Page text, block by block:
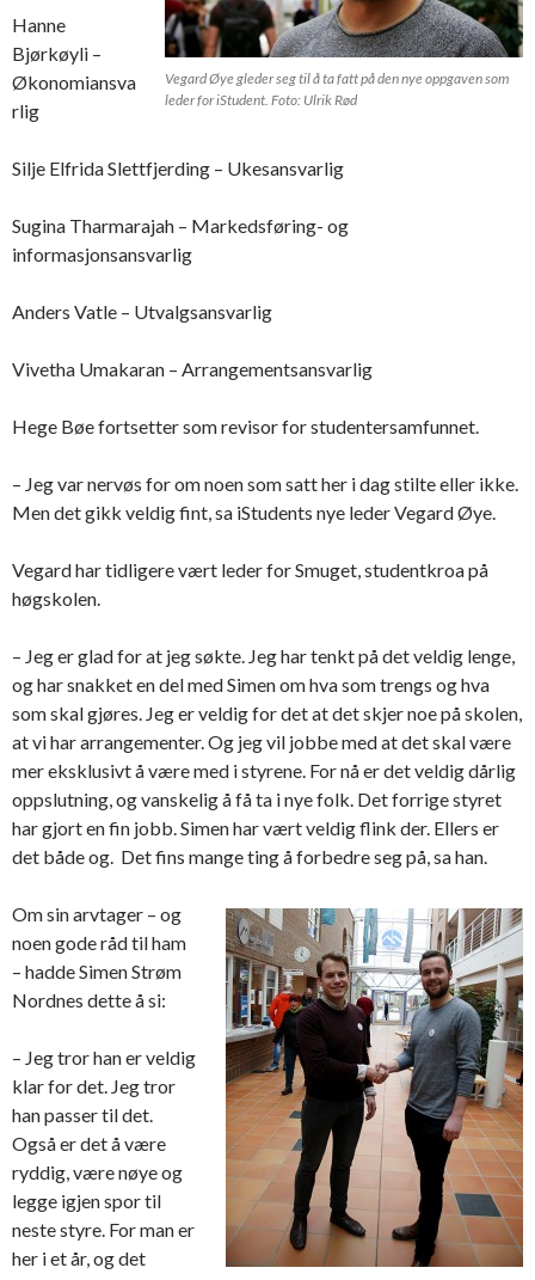
Vegard Øye gleder seg til å ta fatt på den nye oppgaven som
leder for iStudent. Foto: Ulrik Rød
Hanne
Bjørkøyli –
Økonomiansva
rlig
Silje Elfrida Slettfjerding – Ukesansvarlig
Sugina Tharmarajah – Markedsføring- og
informasjonsansvarlig
Anders Vatle – Utvalgsansvarlig
Vivetha Umakaran – Arrangementsansvarlig
Hege Bøe fortsetter som revisor for studentersamfunnet.
– Jeg var nervøs for om noen som satt her i dag stilte eller ikke.
Men det gikk veldig fint, sa iStudents nye leder Vegard Øye.
Vegard har tidligere vært leder for Smuget, studentkroa på
høgskolen.
– Jeg er glad for at jeg søkte. Jeg har tenkt på det veldig lenge,
og har snakket en del med Simen om hva som trengs og hva
som skal gjøres. Jeg er veldig for det at det skjer noe på skolen,
at vi har arrangementer. Og jeg vil jobbe med at det skal være
mer eksklusivt å være med i styrene. For nå er det veldig dårlig
oppslutning, og vanskelig å få ta i nye folk. Det forrige styret
har gjort en fin jobb. Simen har vært veldig flink der. Ellers er
det både og. Det fins mange ting å forbedre seg på, sa han.
Om sin arvtager – og
noen gode råd til ham
– hadde Simen Strøm
Nordnes dette å si:
– Jeg tror han er veldig
klar for det. Jeg tror
han passer til det.
Også er det å være
ryddig, være nøye og
legge igjen spor til
neste styre. For man er
her i et år, og det